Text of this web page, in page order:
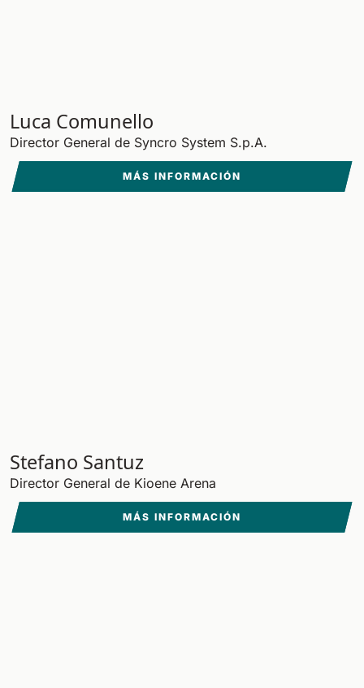
Luca Comunello
Director General de Syncro System S.p.A.
MÁS INFORMACIÓN
Stefano Santuz
Director General de Kioene Arena
MÁS INFORMACIÓN